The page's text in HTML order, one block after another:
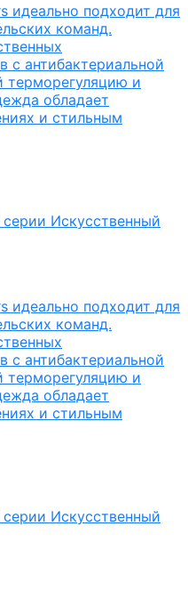
идеально подходит для
команд.
с антибактериальной
терморегуляцию и
обладает
и стильным
Искусственный
идеально подходит для
команд.
с антибактериальной
терморегуляцию и
обладает
и стильным
Искусственный